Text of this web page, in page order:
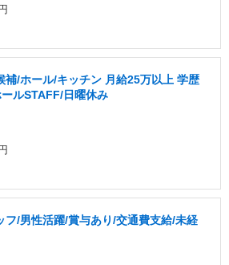
補/ホール/キッチン 月給25万以上 学歴
ルSTAFF/日曜休み
フ/男性活躍/賞与あり/交通費支給/未経